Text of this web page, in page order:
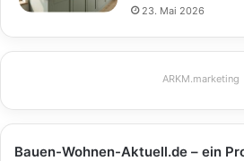
23. Mai 2026
ARKM.marketing
Bauen-Wohnen-Aktuell.de – ein